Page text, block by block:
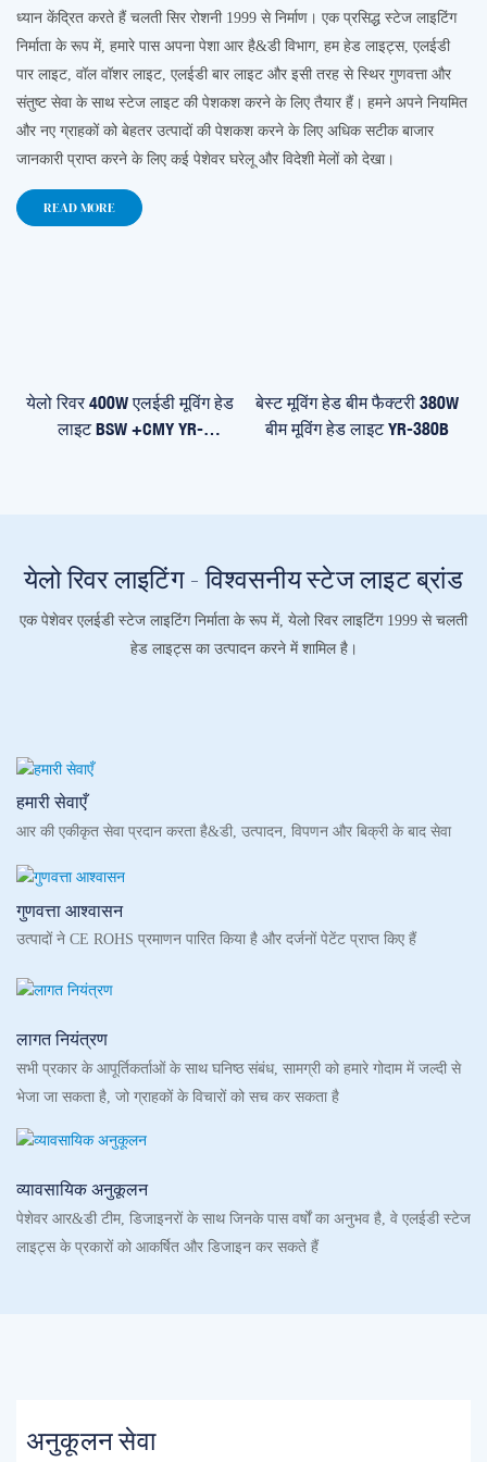
ध्यान केंद्रित करते हैं चलती सिर रोशनी 1999 से निर्माण। एक प्रसिद्ध स्टेज लाइटिंग
निर्माता के रूप में, हमारे पास अपना पेशा आर है&डी विभाग, हम हेड लाइट्स, एलईडी
पार लाइट, वॉल वॉशर लाइट, एलईडी बार लाइट और इसी तरह से स्थिर गुणवत्ता और
संतुष्ट सेवा के साथ स्टेज लाइट की पेशकश करने के लिए तैयार हैं। हमने अपने नियमित
और नए ग्राहकों को बेहतर उत्पादों की पेशकश करने के लिए अधिक सटीक बाजार
जानकारी प्राप्त करने के लिए कई पेशेवर घरेलू और विदेशी मेलों को देखा।
READ MORE
येलो रिवर 400W एलईडी मूविंग हेड
लाइट BSW +CMY YR-
बेस्ट मूविंग हेड बीम फैक्टरी 380W
बीम मूविंग हेड लाइट YR-380B
येलो रिवर लाइटिंग - विश्वसनीय स्टेज लाइट ब्रांड
एक पेशेवर एलईडी स्टेज लाइटिंग निर्माता के रूप में, येलो रिवर लाइटिंग 1999 से चलती
हेड लाइट्स का उत्पादन करने में शामिल है।
हमारी सेवाएँ
आर की एकीकृत सेवा प्रदान करता है&डी, उत्पादन, विपणन और बिक्री के बाद सेवा
गुणवत्ता आश्वासन
उत्पादों ने CE ROHS प्रमाणन पारित किया है और दर्जनों पेटेंट प्राप्त किए हैं
लागत नियंत्रण
सभी प्रकार के आपूर्तिकर्ताओं के साथ घनिष्ठ संबंध, सामग्री को हमारे गोदाम में जल्दी से
भेजा जा सकता है, जो ग्राहकों के विचारों को सच कर सकता है
व्यावसायिक अनुकूलन
पेशेवर आर&डी टीम, डिजाइनरों के साथ जिनके पास वर्षों का अनुभव है, वे एलईडी स्टेज
लाइट्स के प्रकारों को आकर्षित और डिजाइन कर सकते हैं
अनुकूलन सेवा